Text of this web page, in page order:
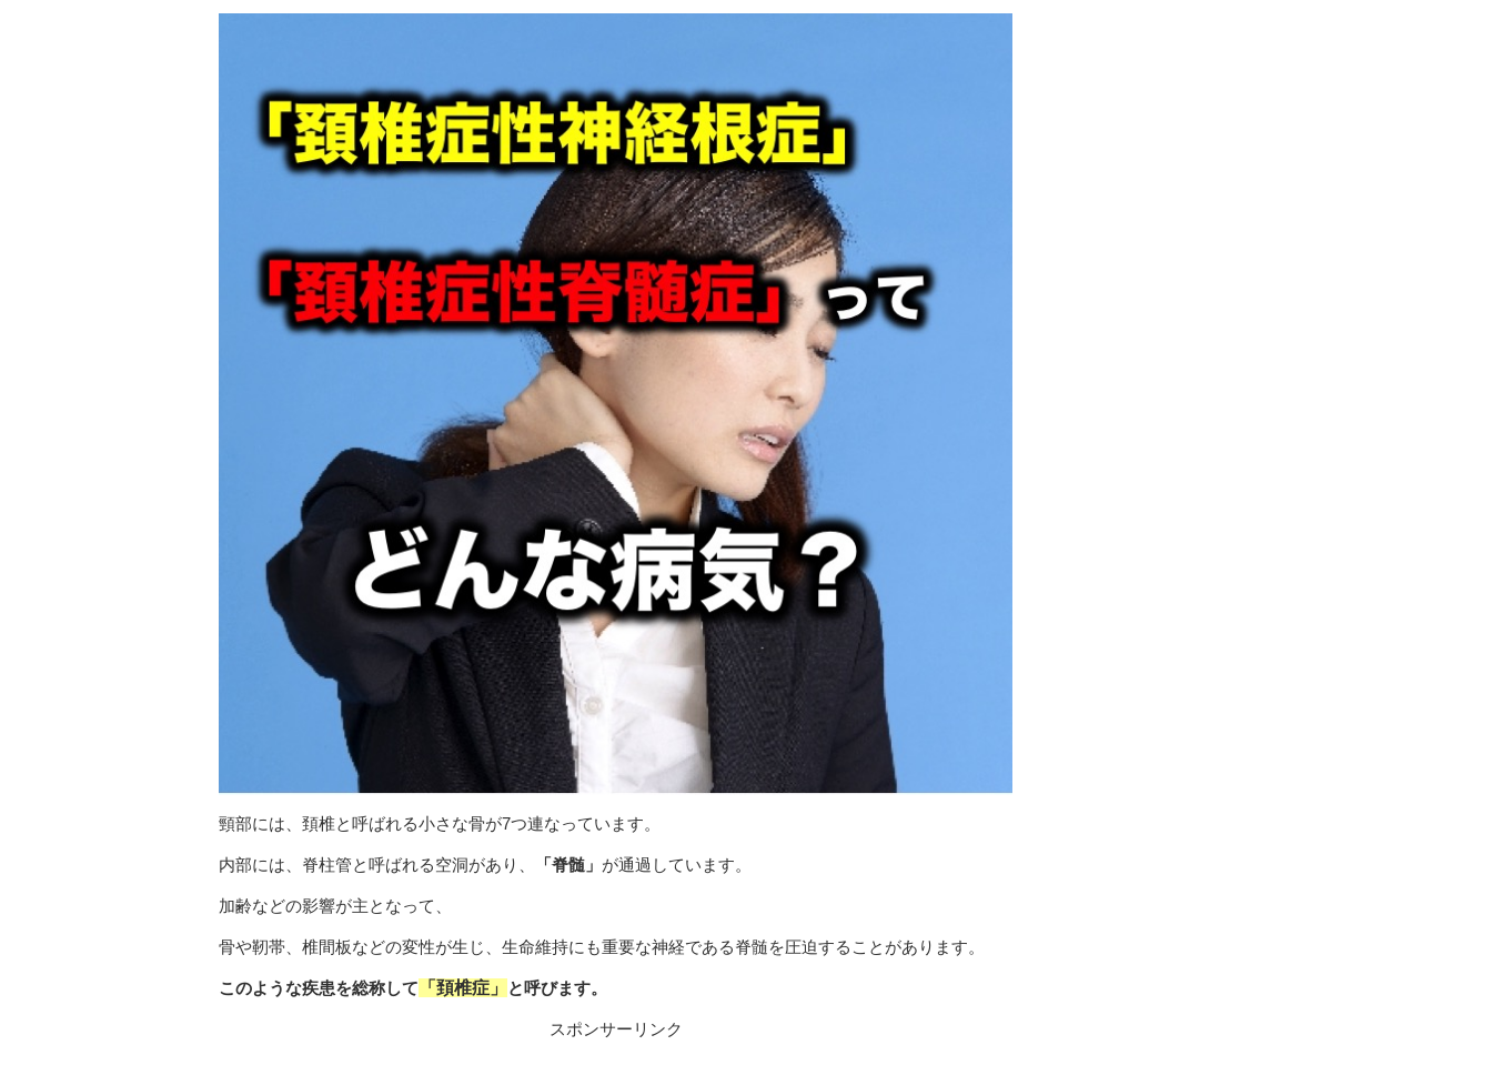
頸部には、頚椎と呼ばれる小さな骨が7つ連なっています。
内部には、脊柱管と呼ばれる空洞があり、 「脊髄」 が通過しています。
加齢などの影響が主となって、
骨や靭帯、椎間板などの変性が生じ、生命維持にも重要な神経である脊髄を圧迫することがあります。
このような疾患を総称して 「頚椎症」 と呼びます。
スポンサーリンク